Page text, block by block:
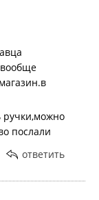
ручки,можно
послали
ответить